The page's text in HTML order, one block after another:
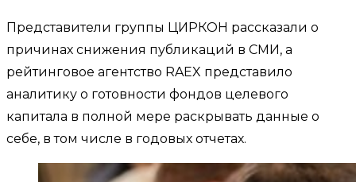
Представители группы ЦИРКОН рассказали о
причинах снижения публикаций в СМИ, а
рейтинговое агентство RAEX представило
аналитику о готовности фондов целевого
капитала в полной мере раскрывать данные о
себе, в том числе в годовых отчетах.